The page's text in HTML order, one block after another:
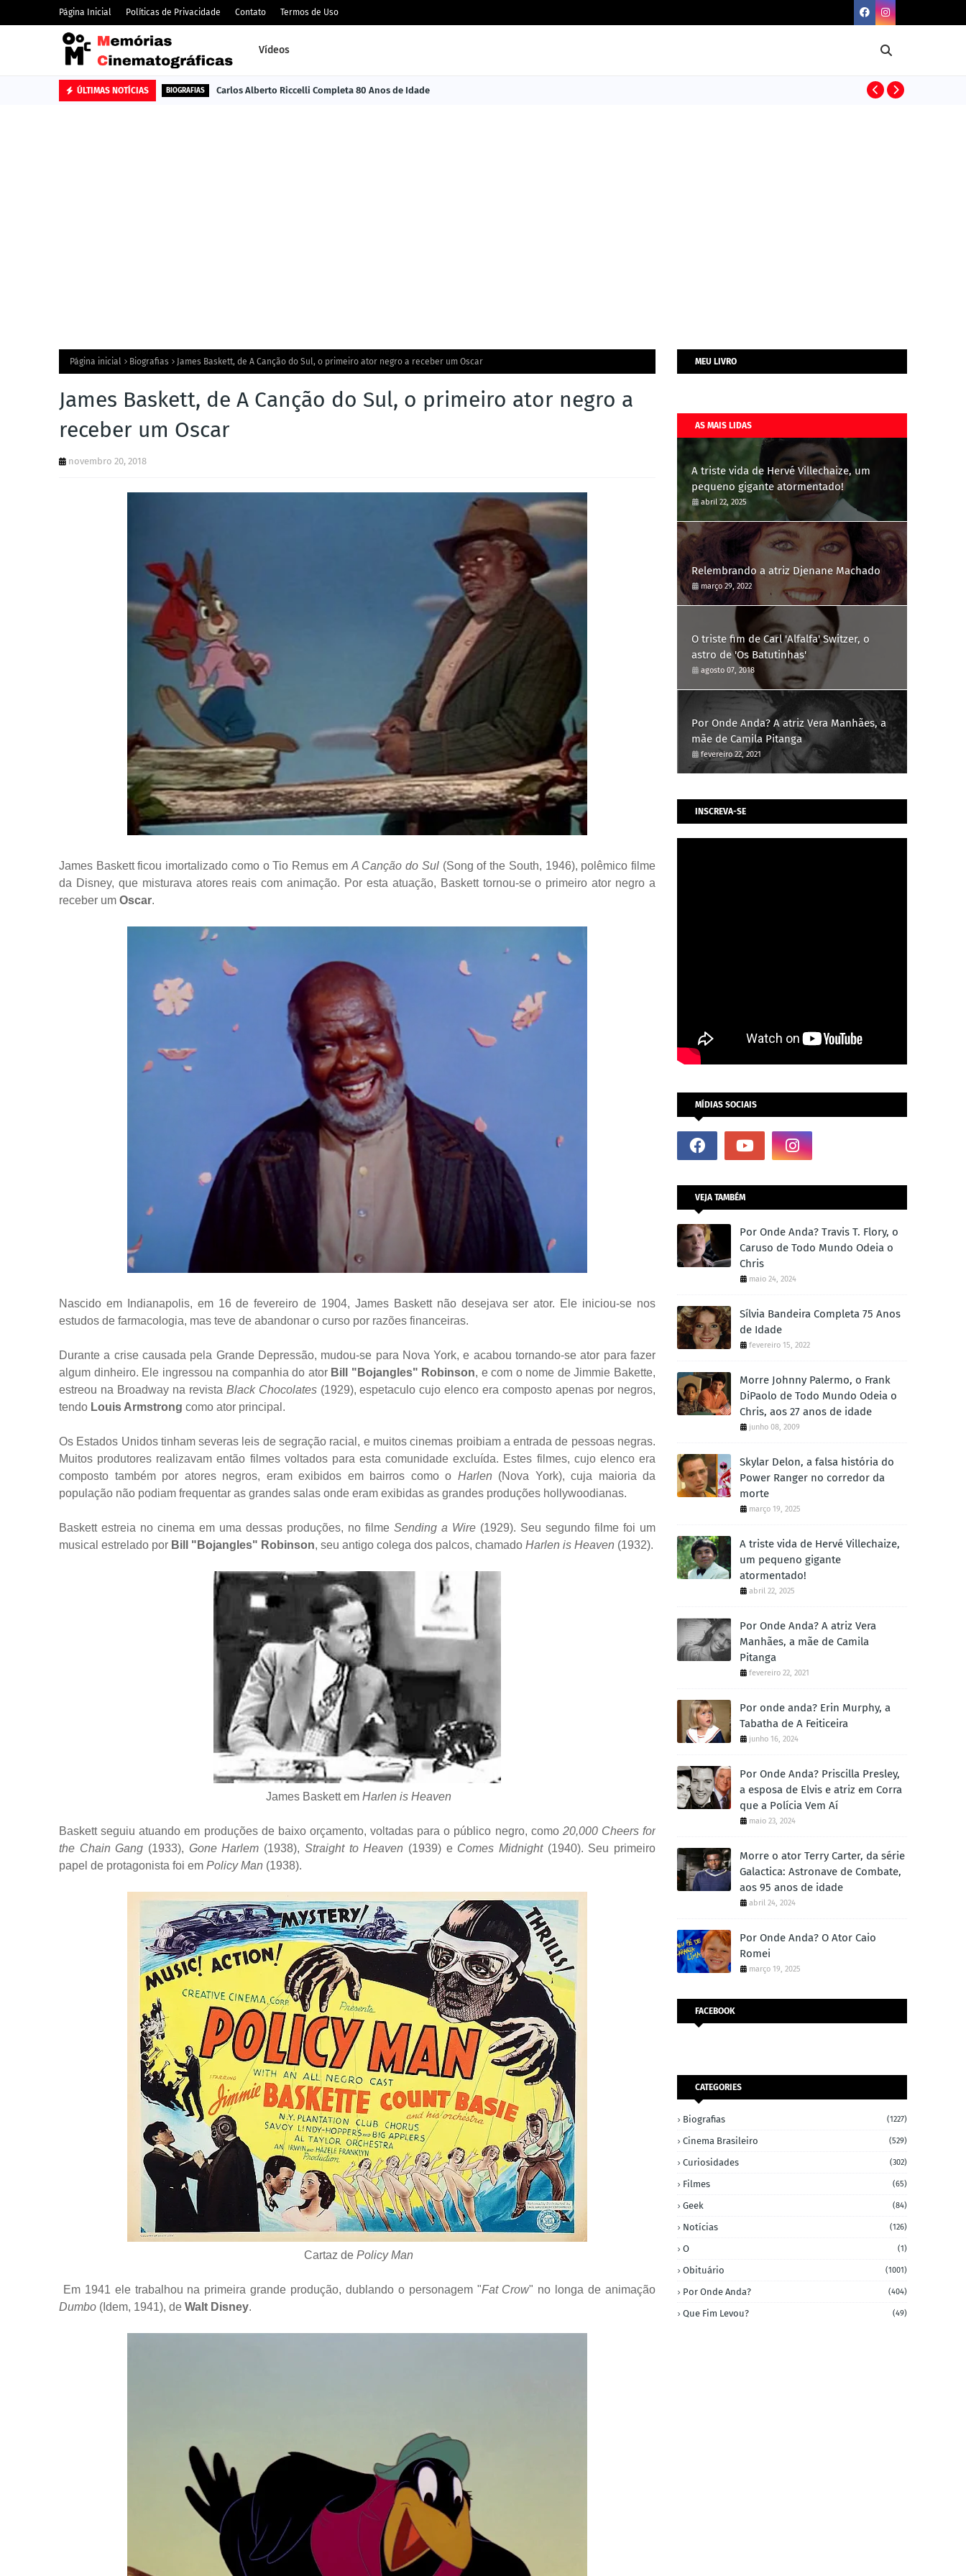
Página Inicial Políticas de Privacidade Contato Termos de Uso
Vídeos
ÚLTIMAS NOTÍCIAS BIOGRAFIAS Carlos Alberto Riccelli Completa 80 Anos de Idade
Página inicial Biografias James Baskett, de A Canção do Sul, o primeiro ator negro a receber um Oscar
James Baskett, de A Canção do Sul, o primeiro ator negro a
receber um Oscar
novembro 20, 2018
James Baskett ficou imortalizado como o Tio Remus em A Canção do Sul(Song of the South, 1946), polêmico filme
da Disney, que misturava atores reais com animação. Por esta atuação, Baskett tornou-se o primeiro ator negro a
receber um Oscar.
Nascido em Indianapolis, em 16 de fevereiro de 1904, James Baskett não desejava ser ator. Ele iniciou-se nos
estudos de farmacologia, mas teve de abandonar o curso por razões financeiras.
Durante a crise causada pela Grande Depressão, mudou-se para Nova York, e acabou tornando-se ator para fazer
algum dinheiro. Ele ingressou na companhia do ator Bill "Bojangles" Robinson, e com o nome de Jimmie Bakette,
estreou na Broadway na revista Black Chocolates(1929), espetaculo cujo elenco era composto apenas por negros,
tendo Louis Armstrong como ator principal.
Os Estados Unidos tinham severas leis de segração racial, e muitos cinemas proibiam a entrada de pessoas negras.
Muitos produtores realizavam então filmes voltados para esta comunidade excluída. Estes filmes, cujo elenco era
composto também por atores negros, eram exibidos em bairros como o Harlen (Nova York), cuja maioria da
população não podiam frequentar as grandes salas onde eram exibidas as grandes produções hollywoodianas.
Baskett estreia no cinema em uma dessas produções, no filme Sending a Wire (1929). Seu segundo filme foi um
musical estrelado por Bill "Bojangles" Robinson, seu antigo colega dos palcos, chamado Harlen is Heaven (1932).
James Baskett em Harlen is Heaven
Baskett seguiu atuando em produções de baixo orçamento, voltadas para o público negro, como 20,000 Cheers for
the Chain Gang (1933), Gone Harlem (1938), Straight to Heaven (1939) e Comes Midnight(1940). Seu primeiro
papel de protagonista foi em Policy Man (1938).
Cartaz de Policy Man
Em 1941 ele trabalhou na primeira grande produção, dublando o personagem "Fat Crow" no longa de animação
Dumbo (Idem, 1941), de Walt Disney.
MEU LIVRO
AS MAIS LIDAS
A triste vida de Hervé Villechaize, um
pequeno gigante atormentado!
abril 22, 2025
Relembrando a atriz Djenane Machado
março 29, 2022
O triste fim de Carl 'Alfalfa' Switzer, o
astro de 'Os Batutinhas'
agosto 07, 2018
Por Onde Anda? A atriz Vera Manhães, a
mãe de Camila Pitanga
fevereiro 22, 2021
INSCREVA-SE
MÍDIAS SOCIAIS
VEJA TAMBÉM
Por Onde Anda? Travis T. Flory, o
Caruso de Todo Mundo Odeia o
Chris
maio 24, 2024
Sílvia Bandeira Completa 75 Anos
de Idade
fevereiro 15, 2022
Morre Johnny Palermo, o Frank
DiPaolo de Todo Mundo Odeia o
Chris, aos 27 anos de idade
junho 08, 2009
Skylar Delon, a falsa história do
Power Ranger no corredor da
morte
março 19, 2025
A triste vida de Hervé Villechaize,
um pequeno gigante
atormentado!
abril 22, 2025
Por Onde Anda? A atriz Vera
Manhães, a mãe de Camila
Pitanga
fevereiro 22, 2021
Por onde anda? Erin Murphy, a
Tabatha de A Feiticeira
junho 16, 2024
Por Onde Anda? Priscilla Presley,
a esposa de Elvis e atriz em Corra
que a Polícia Vem Aí
maio 23, 2024
Morre o ator Terry Carter, da série
Galactica: Astronave de Combate,
aos 95 anos de idade
abril 24, 2024
Por Onde Anda? O Ator Caio
Romei
março 19, 2025
FACEBOOK
CATEGORIES
Biografias (1227)
Cinema Brasileiro (529)
Curiosidades (302)
Filmes (65)
Geek (84)
Notícias (126)
O (1)
Obituário (1001)
Por Onde Anda? (404)
Que Fim Levou? (49)